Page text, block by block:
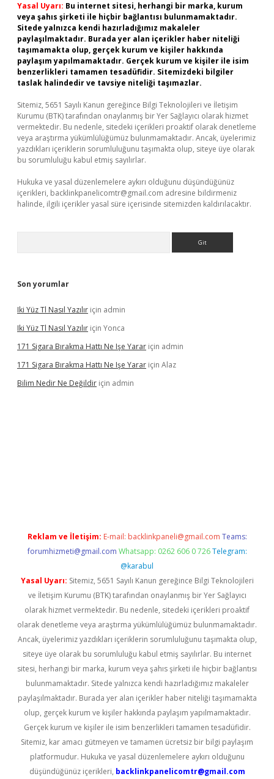
Yasal Uyarı: Bu internet sitesi, herhangi bir marka, kurum
veya şahıs şirketi ile hiçbir bağlantısı bulunmamaktadır.
Sitede yalnızca kendi hazırladığımız makaleler
paylaşılmaktadır. Burada yer alan içerikler haber niteliği
taşımamakta olup, gerçek kurum ve kişiler hakkında
paylaşım yapılmamaktadır. Gerçek kurum ve kişiler ile isim
benzerlikleri tamamen tesadüfidir. Sitemizdeki bilgiler
taslak halindedir ve tavsiye niteliği taşımazlar.
Sitemiz, 5651 Sayılı Kanun gereğince Bilgi Teknolojileri ve İletişim
Kurumu (BTK) tarafından onaylanmış bir Yer Sağlayıcı olarak hizmet
vermektedir. Bu nedenle, sitedeki içerikleri proaktif olarak denetleme
veya araştırma yükümlülüğümüz bulunmamaktadır. Ancak, üyelerimiz
yazdıkları içeriklerin sorumluluğunu taşımakta olup, siteye üye olarak
bu sorumluluğu kabul etmiş sayılırlar.
Hukuka ve yasal düzenlemelere aykırı olduğunu düşündüğünüz
içerikleri, backlinkpanelicomtr@gmail.com adresine bildirmeniz
halinde, ilgili içerikler yasal süre içerisinde sitemizden kaldırılacaktır.
Son yorumlar
Iki Yüz Tl Nasıl Yazılır için admin
Iki Yüz Tl Nasıl Yazılır için Yonca
171 Sigara Bırakma Hattı Ne Işe Yarar için admin
171 Sigara Bırakma Hattı Ne Işe Yarar için Alaz
Bilim Nedir Ne Değildir için admin
Reklam ve İletişim: E-mail: backlinkpaneli@gmail.com Teams:
forumhizmeti@gmail.com Whatsapp: 0262 606 0 726 Telegram:
@karabul
Yasal Uyarı: Sitemiz, 5651 Sayılı Kanun gereğince Bilgi Teknolojileri
ve İletişim Kurumu (BTK) tarafından onaylanmış bir Yer Sağlayıcı
olarak hizmet vermektedir. Bu nedenle, sitedeki içerikleri proaktif
olarak denetleme veya araştırma yükümlülüğümüz bulunmamaktadır.
Ancak, üyelerimiz yazdıkları içeriklerin sorumluluğunu taşımakta olup,
siteye üye olarak bu sorumluluğu kabul etmiş sayılırlar. Bu internet
sitesi, herhangi bir marka, kurum veya şahıs şirketi ile hiçbir bağlantısı
bulunmamaktadır. Sitede yalnızca kendi hazırladığımız makaleler
paylaşılmaktadır. Burada yer alan içerikler haber niteliği taşımamakta
olup, gerçek kurum ve kişiler hakkında paylaşım yapılmamaktadır.
Gerçek kurum ve kişiler ile isim benzerlikleri tamamen tesadüfidir.
Sitemiz, kar amacı gütmeyen ve tamamen ücretsiz bir bilgi paylaşım
platformudur. Hukuka ve yasal düzenlemelere aykırı olduğunu
düşündüğünüz içerikleri, backlinkpanelicomtr@gmail.com